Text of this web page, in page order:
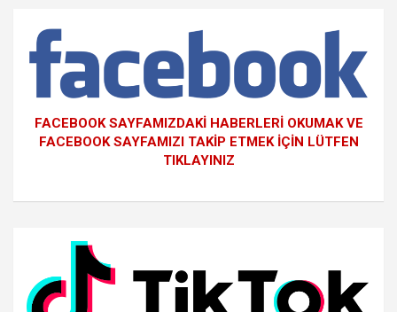
FACEBOOK SAYFAMIZDAKİ HABERLERİ OKUMAK VE
FACEBOOK SAYFAMIZI TAKİP ETMEK İÇİN LÜTFEN
TIKLAYINIZ